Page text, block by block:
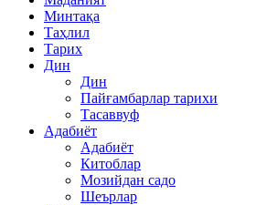
Минтақа
Таҳлил
Тарих
Дин
Дин
Пайғамбарлар тарихи
Тасаввуф
Адабиёт
Адабиёт
Китоблар
Мозийдан садо
Шеърлар